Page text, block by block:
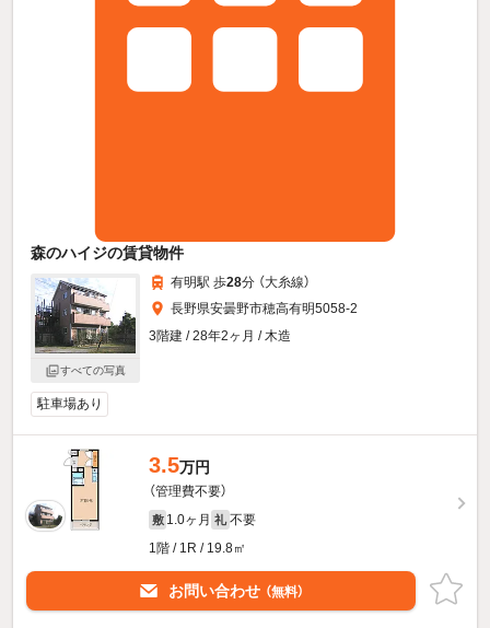
森のハイジの賃貸物件
すべての写真
有明駅 歩28分 （大糸線）
長野県安曇野市穂高有明5058-2
3階建 / 28年2ヶ月 / 木造
駐車場あり
3.5万円
（管理費不要）
敷 1.0ヶ月 礼 不要
1階 / 1R / 19.8㎡
お問い合わせ （無料）